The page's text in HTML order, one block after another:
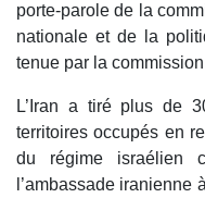
porte-parole de la
nationale et de la
tenue par la
L’Iran a tiré plus de
territoires occupés en
du régime israélien
l’ambassade iranienne